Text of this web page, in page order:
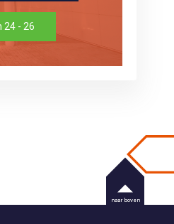
24 - 26
naar boven